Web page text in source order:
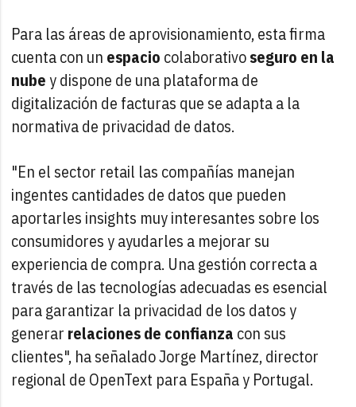
Para las áreas de aprovisionamiento, esta firma
cuenta con un espacio colaborativoseguro en la
nubey dispone de una plataforma de
digitalización de facturas que se adapta a la
normativa de privacidad de datos.
"En el sector retail las compañías manejan
ingentes cantidades de datos que pueden
aportarles insights muy interesantes sobre los
consumidores y ayudarles a mejorar su
experiencia de compra. Una gestión correcta a
través de las tecnologías adecuadas es esencial
para garantizar la privacidad de los datos y
generar relaciones de confianza con sus
clientes", ha señalado Jorge Martínez, director
regional de OpenText para España y Portugal.